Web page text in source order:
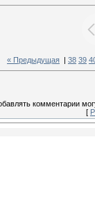
« Предыдущая 38 39
комментарии
[